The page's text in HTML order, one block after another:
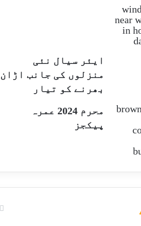
ایئر سیال نئی
منزلوں کی جانب اڑان
بھرنے کو تیار
محرم 2024 عمرہ
پیکجز